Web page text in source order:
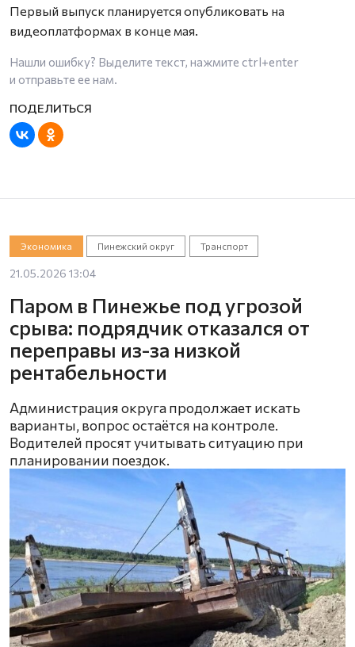
Первый выпуск планируется опубликовать на
видеоплатформах в конце мая.
Нашли ошибку? Выделите текст, нажмите ctrl+enter
и отправьте ее нам.
Экономика Пинежский округ Транспорт
21.05.2026 13:04
Паром в Пинежье под угрозой
срыва: подрядчик отказался от
переправы из-за низкой
рентабельности
Администрация округа продолжает искать
варианты, вопрос остаётся на контроле.
Водителей просят учитывать ситуацию при
планировании поездок.